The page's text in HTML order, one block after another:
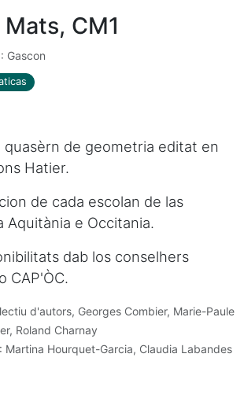
CM1
: Gascon
quasèrn de geometria editat en
Hatier.
de cada escolan de las
Aquitània e Occitania.
dab los conselhers
CAP'ÒC.
d'autors, Georges Combier, Marie-Paule
Roland Charnay
: Martina Hourquet-Garcia, Claudia Labandes